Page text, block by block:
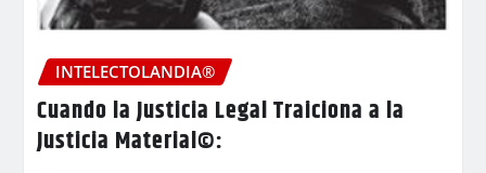
INTELECTOLANDIA®
Cuando la Justicia Legal Traiciona a la
Justicia Material©: